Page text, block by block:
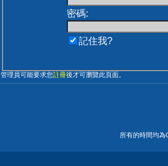
密碼:
記住我?
管理員可能要求您註冊後才可瀏覽此頁面。
所有的時間均為